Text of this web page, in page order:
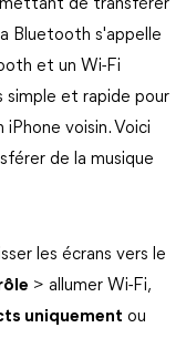
de transférer
Bluetooth s'appelle
et un Wi-Fi
simple et rapide pour
voisin. Voici
de la musique
les écrans vers le
> allumer Wi-Fi,
uniquement ou